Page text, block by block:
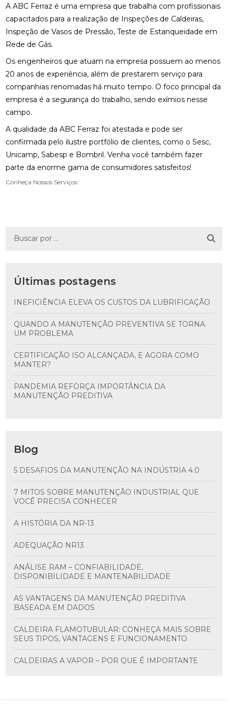
A ABC Ferraz é uma empresa que trabalha com profissionais
capacitados para a realização de Inspeções de Caldeiras,
Inspeção de Vasos de Pressão, Teste de Estanqueidade em
Rede de Gás.
Os engenheiros que atuam na empresa possuem ao menos
20 anos de experiência, além de prestarem serviço para
companhias renomadas há muito tempo. O foco principal da
empresa é a segurança do trabalho, sendo exímios nesse
campo.
A qualidade da ABC Ferraz foi atestada e pode ser
confirmada pelo ilustre portfólio de clientes, como o Sesc,
Unicamp, Sabesp e Bombril. Venha você também fazer
parte da enorme gama de consumidores satisfeitos!
Conheça Nossos Serviços
Últimas postagens
INEFICIÊNCIA ELEVA OS CUSTOS DA LUBRIFICAÇÃO
QUANDO A MANUTENÇÃO PREVENTIVA SE TORNA
UM PROBLEMA
CERTIFICAÇÃO ISO ALCANÇADA, E AGORA COMO
MANTER?
PANDEMIA REFORÇA IMPORTÂNCIA DA
MANUTENÇÃO PREDITIVA
Blog
5 DESAFIOS DA MANUTENÇÃO NA INDÚSTRIA 4.0
7 MITOS SOBRE MANUTENÇÃO INDUSTRIAL QUE
VOCÊ PRECISA CONHECER
A HISTÓRIA DA NR-13
ADEQUAÇÃO NR13
ANÁLISE RAM – CONFIABILIDADE,
DISPONIBILIDADE E MANTENABILIDADE
AS VANTAGENS DA MANUTENÇÃO PREDITIVA
BASEADA EM DADOS
CALDEIRA FLAMOTUBULAR: CONHEÇA MAIS SOBRE
SEUS TIPOS, VANTAGENS E FUNCIONAMENTO
CALDEIRAS A VAPOR – POR QUE É IMPORTANTE